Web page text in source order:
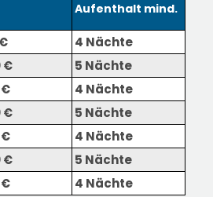
Aufenthalt mind.
4 Nächte
€
5 Nächte
4 Nächte
€
5 Nächte
4 Nächte
€
5 Nächte
4 Nächte